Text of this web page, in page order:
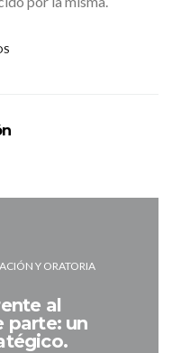
Y ORATORIA
al
parte: un